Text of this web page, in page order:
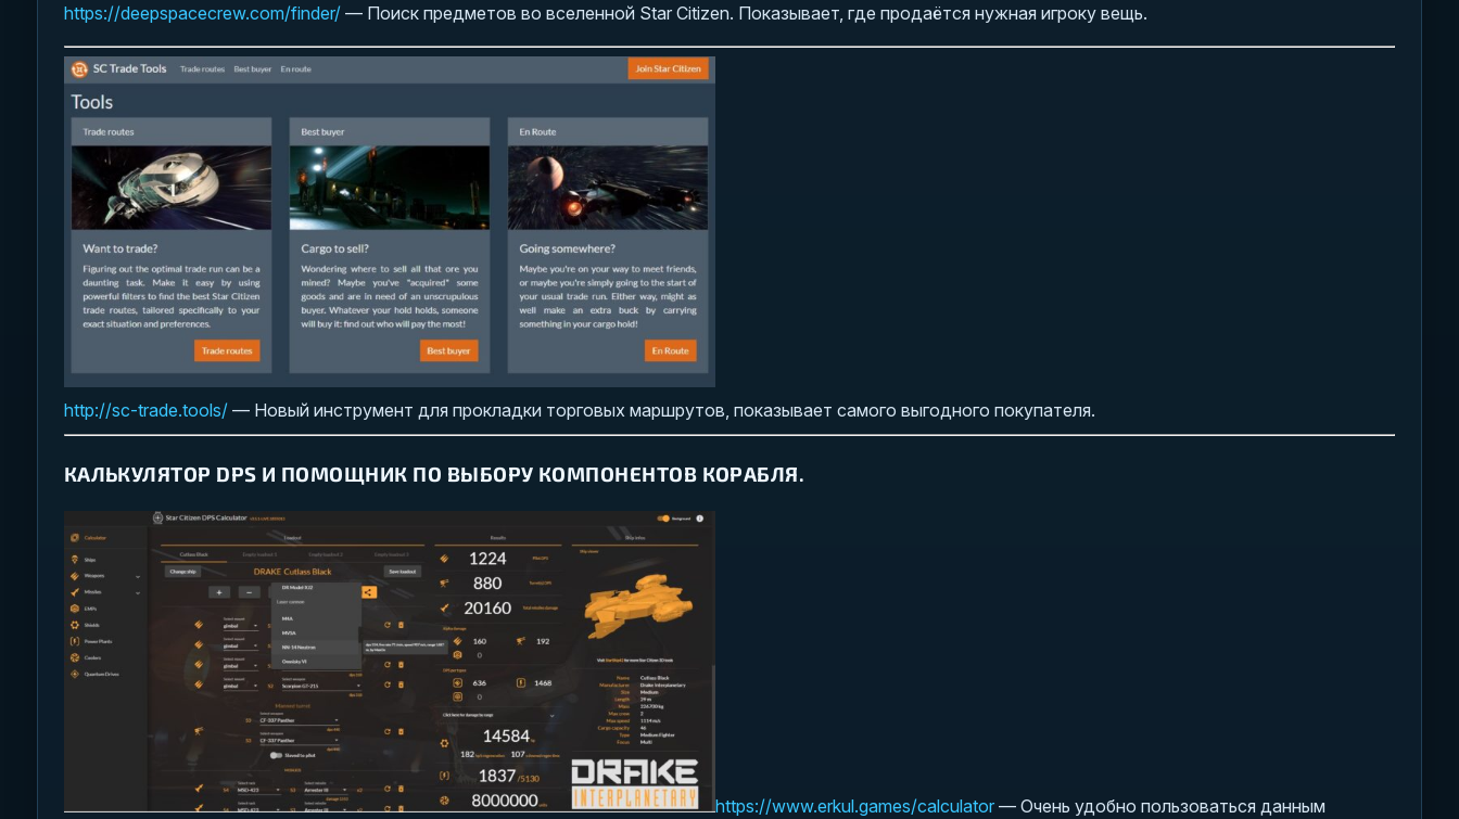
https://deepspacecrew.com/finder/— Поиск предметов во вселенной Star Citizen. Показывает, где продаётся нужная игроку вещь.
http://sc-trade.tools/— Новый инструмент для прокладки торговых маршрутов, показывает самого выгодного покупателя.
КАЛЬКУЛЯТОР DPS И ПОМОЩНИК ПО ВЫБОРУ КОМПОНЕНТОВ КОРАБЛЯ.
https://www.erkul.games/calculator— Очень удобно пользоваться данным